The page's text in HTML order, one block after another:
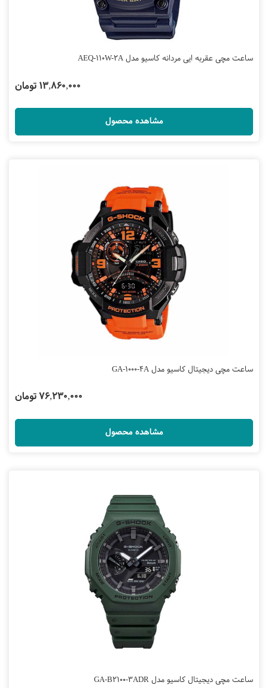
ساعت مچی عقربه ایی مردانه کاسیو مدل AEQ-110W-2A
13,860,000 تومان
مشاهده محصول
ساعت مچی دیجیتال کاسیو مدل GA-1000-4A
76,230,000 تومان
مشاهده محصول
ساعت مچی دیجیتال کاسیو مدل GA-B2100-3ADR